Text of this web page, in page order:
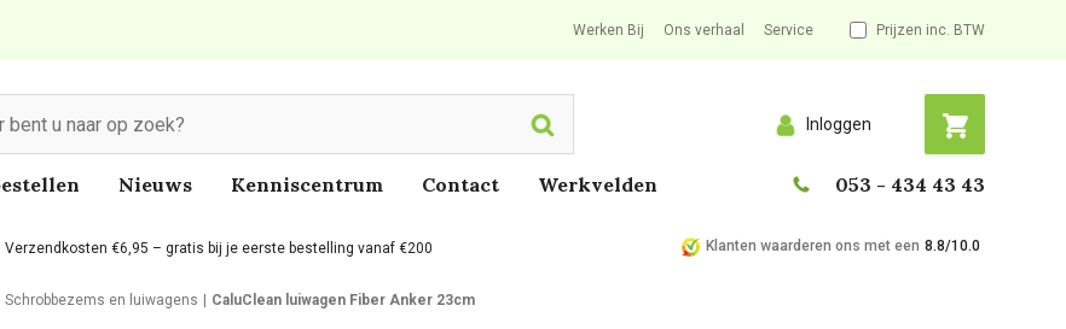
Werken Bij Ons verhaal Service Prijzen inc. BTW
Search Inloggen
Nieuws Kenniscentrum Contact Werkvelden 053 - 434 43 43
Verzendkosten €6,95 – gratis bij je eerste bestelling vanaf €200 Klanten waarderen ons met een 8.8/10.0
Schrobbezems en luiwagens CaluClean luiwagen Fiber Anker 23cm